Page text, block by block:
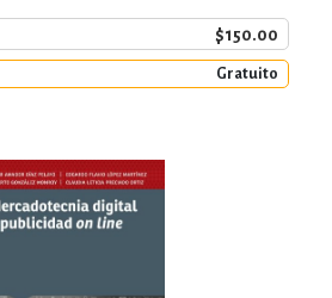
$150.00
Gratuito